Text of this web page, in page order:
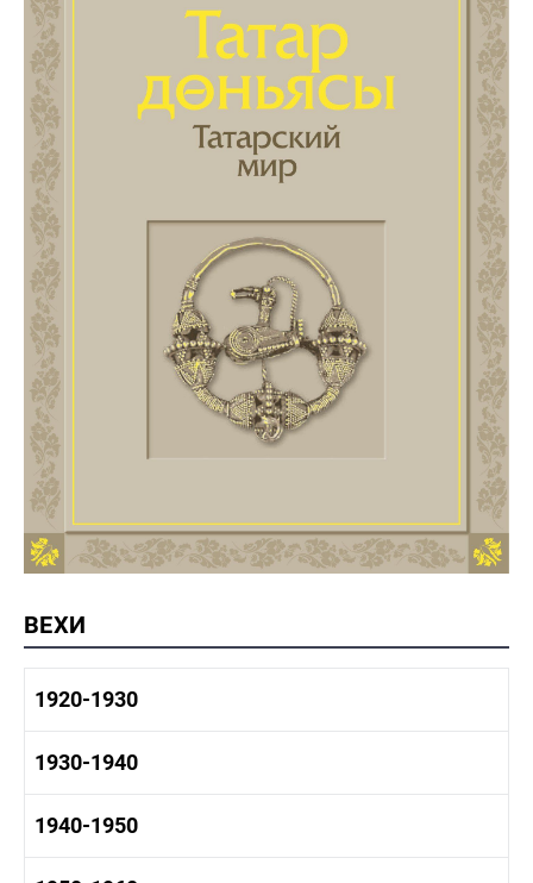
ВЕХИ
1920-1930
1920-1930 история
1920-1930 культура
1930-1940
1930-1940 история
1930-1940 культура
1940-1950